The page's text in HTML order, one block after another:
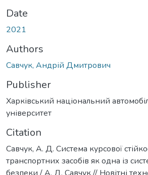
Date
2021
Authors
Савчук, Андрій Дмитрович
Publisher
Харківський національний
університет
Citation
Савчук, А. Д. Система курсової
транспортних засобів як одна із